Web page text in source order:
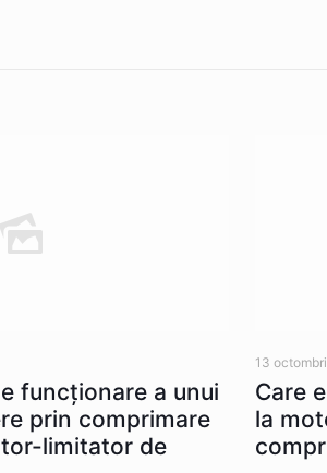
funcționare a unui
prin comprimare
limitator de
13
Care
la